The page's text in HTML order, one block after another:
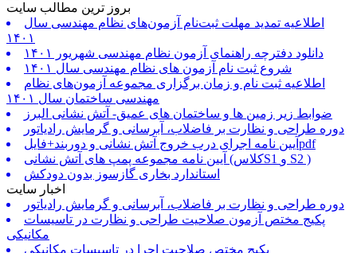
بروز ترین مطالب سایت
اطلاعیه تمدید مهلت ثبت‌نام آزمون‌های نظام مهندسی سال
۱۴۰۱
دانلود دفترچه راهنمای آزمون نظام مهندسی شهریور ۱۴۰۱
شروع ثبت نام آزمون های نظام مهندسی سال ۱۴۰۱
اطلاعیه ثبت نام و زمان برگزاری مجموعه آزمون‌های نظام
مهندسی ساختمان سال ۱۴۰۱
ضوابط زیر زمین ها و ساختمان های عمیق- آتش نشانی البرز
دوره طراحی و نظارت بر فاضلاب، آبرسانی و گرمایش رادیاتور
آیین نامه اجرای درب خروج آتش نشانی و دوربند+فایلpdf
آیین نامه مجموعه پمپ های آتش نشانی (کلاسS1 و S2 )
استاندارد بخاری گازسوز بدون دودکش
اخبار سایت
دوره طراحی و نظارت بر فاضلاب، آبرسانی و گرمایش رادیاتور
پکیج مختص آزمون صلاحیت طراحی و نظارت در تاسیسات
مکانیکی
پکیج مختص صلاحیت اجرا در تاسیسات مکانیکی